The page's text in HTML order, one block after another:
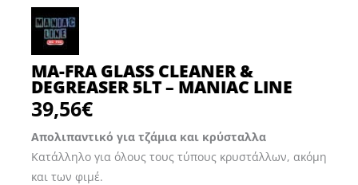
MA-FRA GLASS CLEANER &
DEGREASER 5LT – MANIAC LINE
39,56€
Απολιπαντικό για τζάμια και κρύσταλλα
Κατάλληλο για όλους τους τύπους κρυστάλλων, ακόμη
και των φιμέ.